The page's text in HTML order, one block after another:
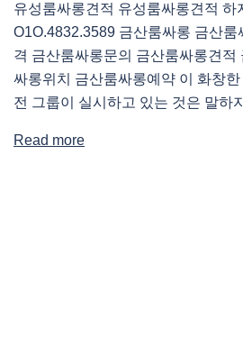
유성룸싸롱견적 유성룸싸롱견적 하
O1O.4832.3589 금산룸싸롱 금산
격 금산룸싸롱문의 금산룸싸롱견적
싸롱위치 금산룸싸롱예약 이 화창
전 그룹이 실시하고 있는 것은 말하
Read more